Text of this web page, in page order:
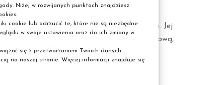
Niżej w rozwijanych punktach znajdziesz
cookie lub odrzucić te, które nie są niezbędne
w swoje ustawienia oraz do ich zmiany w
się z przetwarzaniem Twoich danych
na naszej stronie. Więcej informacji znajduje się
maseczek czy zabiegów nawilżających. Jej
że staje się sojusznikiem w walce o zdrową,